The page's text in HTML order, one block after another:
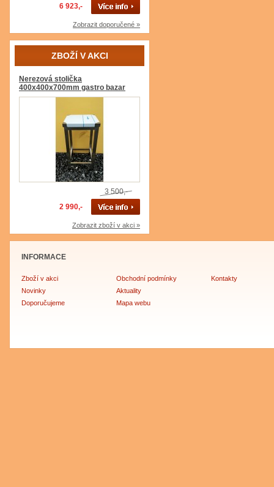
6 923,-
Zobrazit doporučené »
ZBOŽÍ V AKCI
Nerezová stolička
400x400x700mm gastro bazar
3 500,-
2 990,-
Zobrazit zboží v akci »
INFORMACE
Zboží v akci
Novinky
Doporučujeme
Obchodní podmínky
Aktuality
Mapa webu
Kontakty